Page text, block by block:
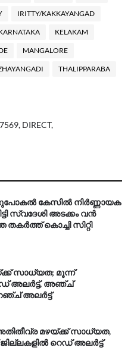
IRITTY/KAKKAYANGAD
KELAKAM
MANGALORE
THALIPPARABA
DIRECT,
കേസിൽ നിർണ്ണായക
സ്വദേശി അടക്കം വൻ
കൊച്ചി സിറ്റി
സാധ്യത; മൂന്ന്
അലർട്ട്, അഞ്ച്
അലർട്ട്
മ​ഴ​യ്ക്ക് സാ​ധ്യ​ത,
ജി​ല്ല​ക​ളി​ൽ റെ​ഡ് അ​ലർ​ട്ട്